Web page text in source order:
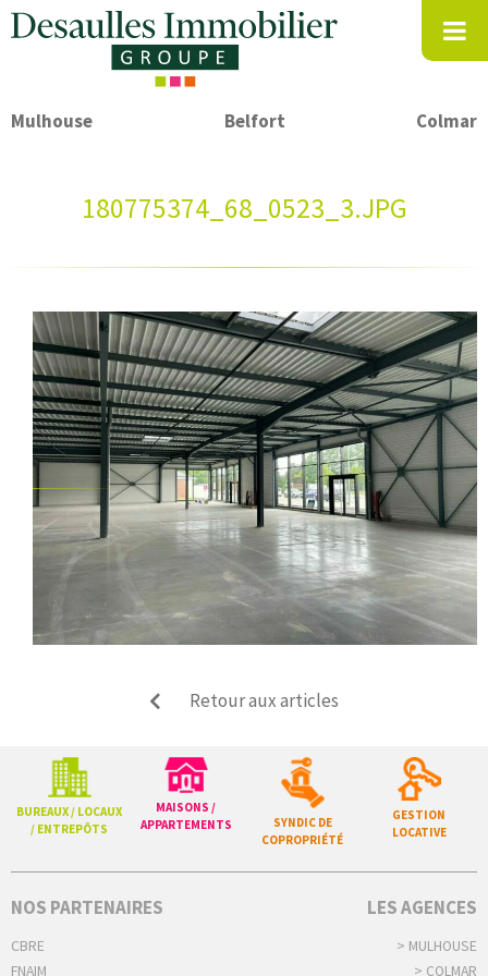
Mulhouse Belfort Colmar
180775374_68_0523_3.JPG
Retour aux articles
BUREAUX / LOCAUX
/ ENTREPÔTS
MAISONS /
APPARTEMENTS
SYNDIC DE
COPROPRIÉTÉ
GESTION
LOCATIVE
NOS PARTENAIRES
CBRE
FNAIM
LES AGENCES
> MULHOUSE
> COLMAR